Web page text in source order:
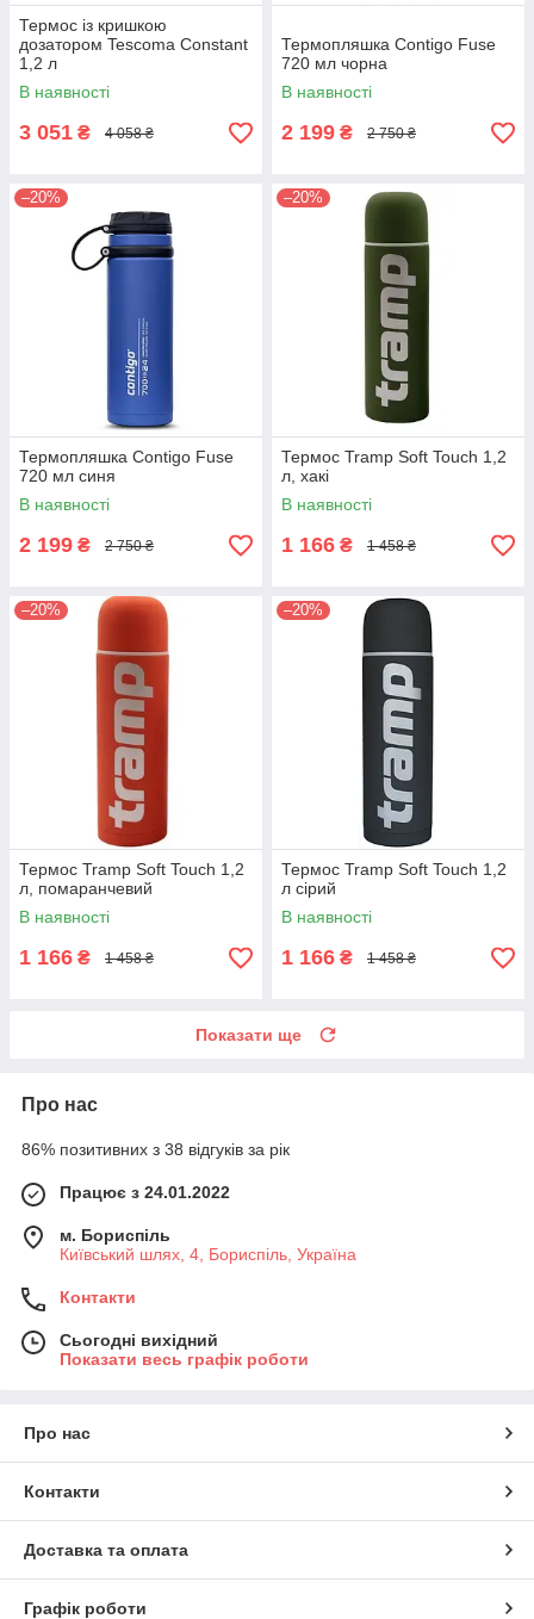
Термос із кришкою
дозатором Tescoma Constant
1,2 л
В наявності
3 051 ₴ 4 058 ₴
Термопляшка Contigo Fuse
720 мл чорна
В наявності
2 199 ₴ 2 750 ₴
–20%
Термопляшка Contigo Fuse
720 мл синя
В наявності
2 199 ₴ 2 750 ₴
–20%
Термос Tramp Soft Touch 1,2
л, хакі
В наявності
1 166 ₴ 1 458 ₴
–20%
Термос Tramp Soft Touch 1,2
л, помаранчевий
В наявності
1 166 ₴ 1 458 ₴
–20%
Термос Tramp Soft Touch 1,2
л сірий
В наявності
1 166 ₴ 1 458 ₴
Показати ще
Про нас
86% позитивних з 38 відгуків за рік
Працює з 24.01.2022
м. Бориспіль
Київський шлях, 4, Бориспіль, Україна
Контакти
Сьогодні вихідний
Показати весь графік роботи
Про нас
Контакти
Доставка та оплата
Графік роботи